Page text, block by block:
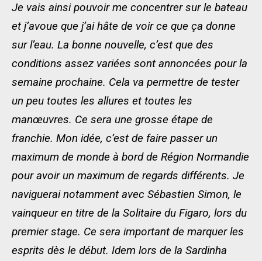
Je vais ainsi pouvoir me concentrer sur le bateau
et j’avoue que j’ai hâte de voir ce que ça donne
sur l’eau. La bonne nouvelle, c’est que des
conditions assez variées sont annoncées pour la
semaine prochaine. Cela va permettre de tester
un peu toutes les allures et toutes les
manœuvres. Ce sera une grosse étape de
franchie. Mon idée, c’est de faire passer un
maximum de monde à bord de Région Normandie
pour avoir un maximum de regards différents. Je
naviguerai notamment avec Sébastien Simon, le
vainqueur en titre de la Solitaire du Figaro, lors du
premier stage. Ce sera important de marquer les
esprits dès le début. Idem lors de la Sardinha